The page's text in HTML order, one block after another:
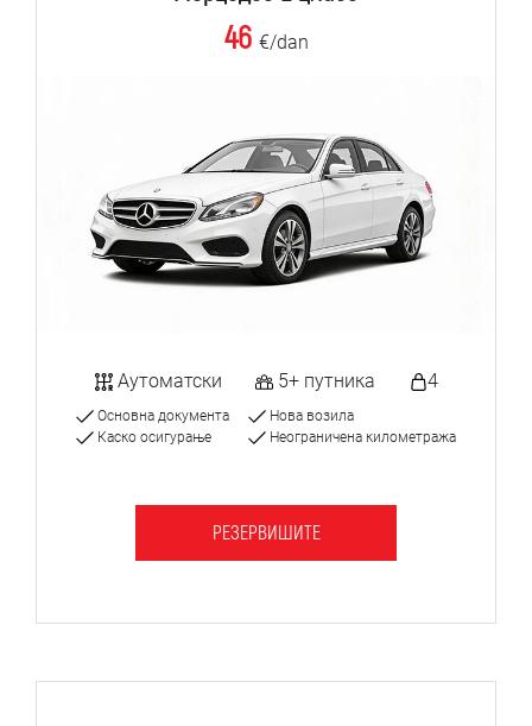
46 €/dan
Аутоматски 5+ путника 4
Основна документа
Каско осигурање
Нова возила
Неограничена километража
РЕЗЕРВИШИТЕ